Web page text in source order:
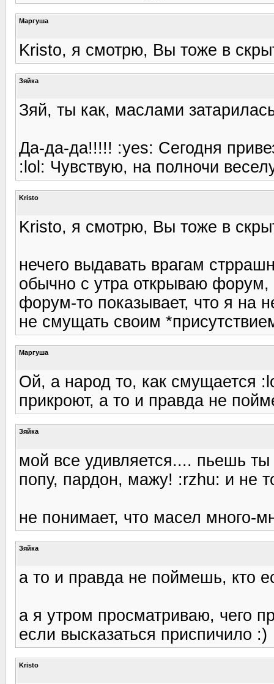
Маргуша
Kristo, я смотрю, Вы тоже в
Зяйка
Зяй, ты как, маслами
Да-да-да!!!!! :yes: Сегодня
:lol: Чувствую, на полночи
Kristo
Kristo, я смотрю, Вы тоже в
нечего выдавать врагам
обычно с утра открываю
форум-то показывает, что я на
не смущать своим
Маргуша
Ой, а народ то, как смущается
прикроют, а то и правда не
Зяйка
мой все удивляется.... пьешь
попу, пардон, мажу! :rzhu: и не
не понимает, что масел много-
Зяйка
а то и правда не поймешь, кто
а я утром просматриваю, чего
если высказаться приспичило :)
Kristo